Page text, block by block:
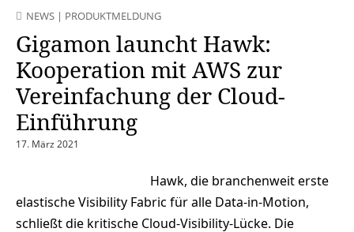
NEWS | PRODUKTMELDUNG
Gigamon launcht Hawk:
Kooperation mit AWS zur
Vereinfachung der Cloud-
Einführung
17. März 2021
Hawk, die branchenweit erste
elastische Visibility Fabric für alle Data-in-Motion,
schließt die kritische Cloud-Visibility-Lücke. Die